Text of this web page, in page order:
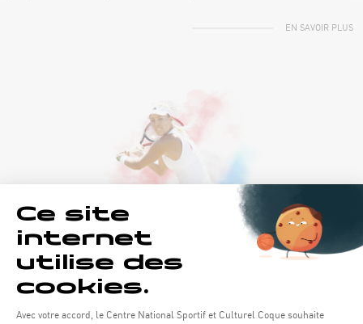
EN SAVOIR PLUS
DU 13 OCTOBRE AU 18 OCTOBRE 2026
Luxembourg Ladies Tennis Masters 2026
Gymnase